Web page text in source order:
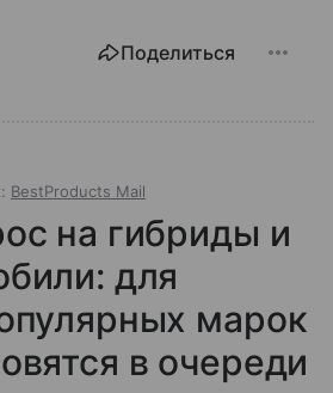
Поделиться
BestProducts Mail
на гибриды и
для
марок
в очереди